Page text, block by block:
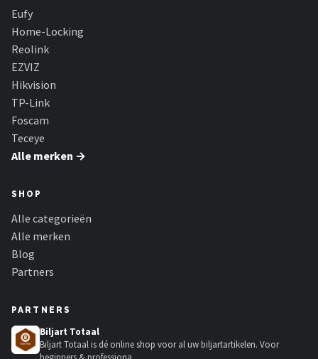
Teceye
Smartwares
ieGeek
Eufy
Home-Locking
Reolink
EZVIZ
Hikvision
TP-Link
Foscam
Teceye
Alle merken →
SHOP
Alle categorieën
Alle merken
Blog
Partners
PARTNERS
Biljart Totaal
Biljart Totaal is dé online shop voor al uw biljartartikelen. Voor